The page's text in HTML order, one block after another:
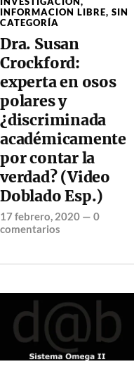
INFORMACION LIBRE, SIN
CATEGORÍA
Dra. Susan
Crockford:
experta en osos
polares y
¿discriminada
académicamente
por contar la
verdad? (Video
Doblado Esp.)
17 febrero, 2020 — 0
comentarios